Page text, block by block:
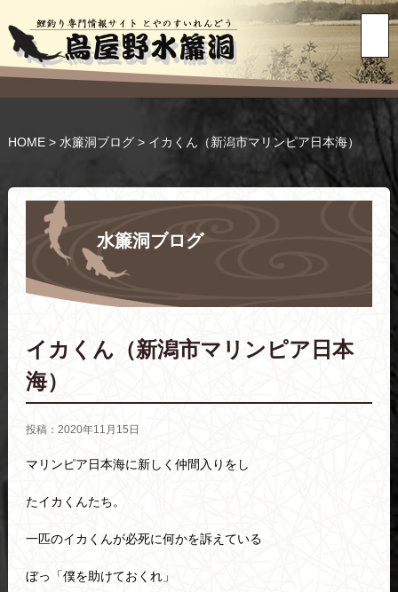
HOME> 水簾洞ブログ> イカくん（新潟市マリンピア日本海）
水簾洞ブログ
イカくん（新潟市マリンピア日本
海）
投稿：2020年11月15日
マリンピア日本海に新しく仲間入りをし
たイカくんたち。
一匹のイカくんが必死に何かを訴えている
ぼっ「僕を助けておくれ」